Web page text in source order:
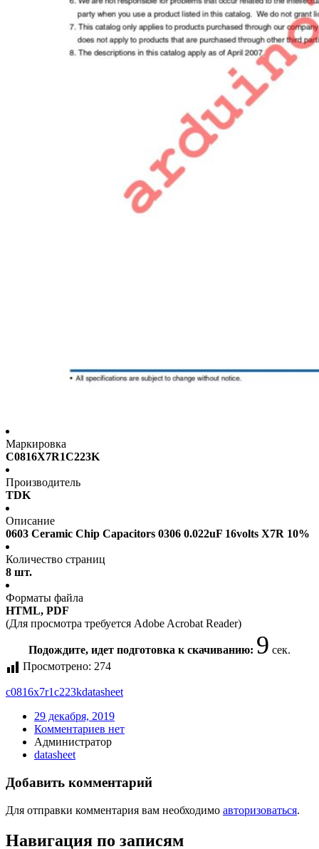
Маркировка
C0816X7R1C223K
Производитель
TDK
Описание
0603 Ceramic Chip Capacitors 0306 0.022uF 16volts X7R 10%
Количество страниц
8 шт.
Форматы файла
HTML, PDF
(Для просмотра требуется Adobe Acrobat Reader)
Подождите, идет подготовка к скачиванию: 9 сек.
Просмотрено: 274
c0816x7r1c223kdatasheet
29 декабря, 2019
Комментариев нет
Администратор
datasheet
Добавить комментарий
Для отправки комментария вам необходимо авторизоваться.
Навигация по записям